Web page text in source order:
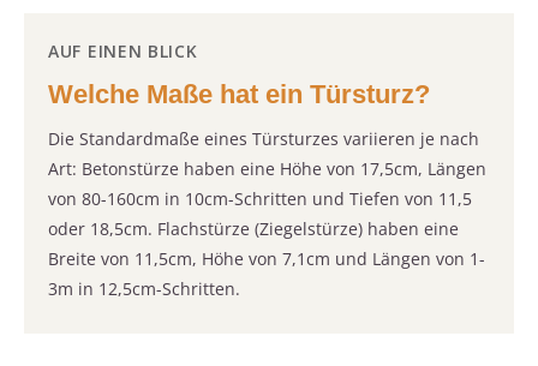
AUF EINEN BLICK
Welche Maße hat ein Türsturz?
Die Standardmaße eines Türsturzes variieren je nach
Art: Betonstürze haben eine Höhe von 17,5cm, Längen
von 80-160cm in 10cm-Schritten und Tiefen von 11,5
oder 18,5cm. Flachstürze (Ziegelstürze) haben eine
Breite von 11,5cm, Höhe von 7,1cm und Längen von 1-
3m in 12,5cm-Schritten.